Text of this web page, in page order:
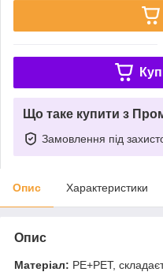
Що таке купити з
Замовлення під
Опис Характеристики
Опис
Матеріал: PE+PET,